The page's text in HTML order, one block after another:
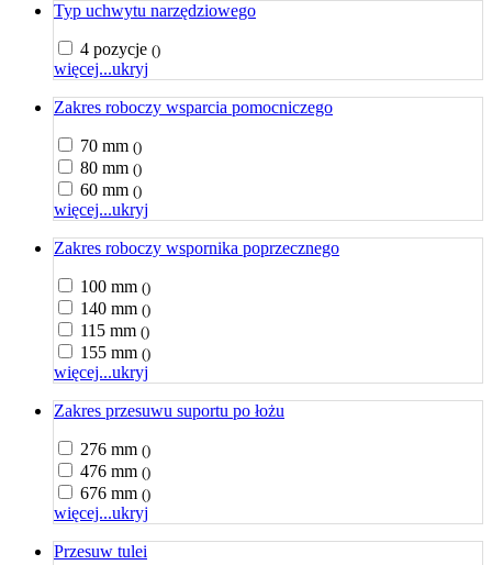
Typ uchwytu narzędziowego
4 pozycje ()
więcej...ukryj
Zakres roboczy wsparcia pomocniczego
70 mm ()
80 mm ()
60 mm ()
więcej...ukryj
Zakres roboczy wspornika poprzecznego
100 mm ()
140 mm ()
115 mm ()
155 mm ()
więcej...ukryj
Zakres przesuwu suportu po łożu
276 mm ()
476 mm ()
676 mm ()
więcej...ukryj
Przesuw tulei